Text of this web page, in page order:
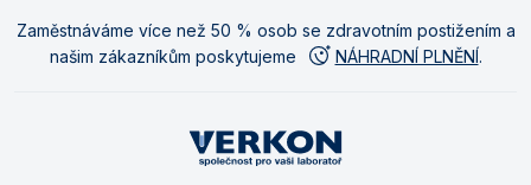
Zaměstnáváme více než 50 % osob se zdravotním postižením a
našim zákazníkům poskytujeme
NÁHRADNÍ PLNĚNÍ.